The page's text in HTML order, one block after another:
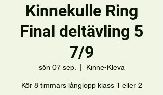
Kinnekulle Ring
Final deltävling 5
7/9
sön 07 sep. Kinne-Kleva
Kör 8 timmars långlopp klass 1 eller 2